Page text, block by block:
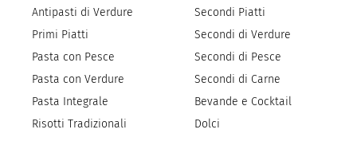
Antipasti di Verdure
Primi Piatti
Pasta con Pesce
Pasta con Verdure
Pasta Integrale
Risotti Tradizionali
Secondi Piatti
Secondi di Verdure
Secondi di Pesce
Secondi di Carne
Bevande e Cocktail
Dolci